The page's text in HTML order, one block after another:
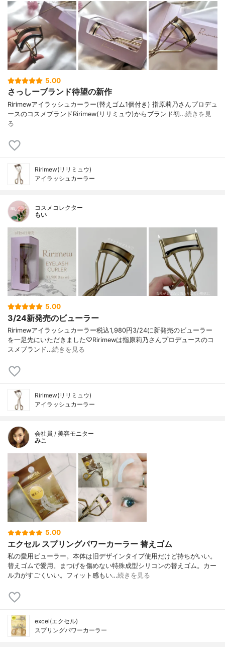
5.00
さっしーブランド待望の新作
⁡Ririmew⁡⁡アイラッシュカーラー⁡⁡⁡(替えゴム1個付き) ⁡⁡⁡⁡⁡指原莉乃さんプロデュ
ースのコスメブランドRirimew(リリミュウ)からブランド初…続きを見
る
Ririmew(リリミュウ)
アイラッシュカーラー
コスメコレクター
もい
5.00
3/24新発売のビューラー
Ririmewアイラッシュカーラー税込1,980円3/24に新発売のビューラー
を一足先にいただきました♡Ririmewは指原莉乃さんプロデュースのコ
スメブランド…続きを見る
Ririmew(リリミュウ)
アイラッシュカーラー
会社員 / 美容モニター
みこ
5.00
エクセル スプリングパワーカーラー 替えゴム
私の愛用ビューラー。本体は旧デザインタイプ使用だけど持ちがいい。
替えゴムで愛用。まつげを傷めない特殊成型シリコンの替えゴム。カー
ル力がすごくいい。フィット感もい…続きを見る
excel(エクセル)
スプリングパワーカーラー